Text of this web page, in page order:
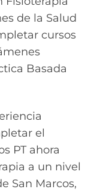
de la Salud
cursos
Basada
el
PT ahora
a un nivel
San Marcos,